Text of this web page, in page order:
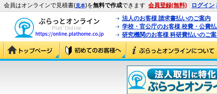
会員はオンラインで見積書(見本)を無料で作成できます 会員登録(無料) ログイン
法人のお客様 請求書払いのご案内
学校・官公庁のお客様 校費・公費
研究機関のお客様 科研費払いのご